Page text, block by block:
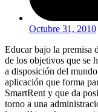
Octubre 31, 2010
Educar bajo la premisa
de los objetivos que se
a disposición del
aplicación que forma
SmartRent y que da
torno a una